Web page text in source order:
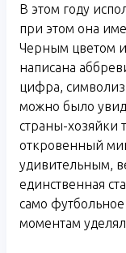
В этом году
при этом она
Черным цветом
написана
цифра,
можно было
страны-хозяйки
откровенный
удивительным,
единственная
само
моментам